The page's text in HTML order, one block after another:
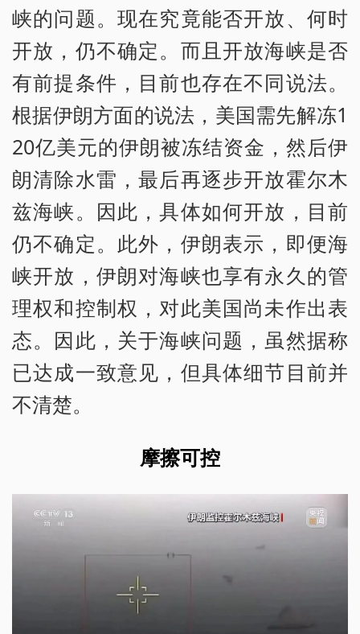
峡的问题。现在究竟能否开放、何时
开放，仍不确定。而且开放海峡是否
有前提条件，目前也存在不同说法。
根据伊朗方面的说法，美国需先解冻1
20亿美元的伊朗被冻结资金，然后伊
朗清除水雷，最后再逐步开放霍尔木
兹海峡。因此，具体如何开放，目前
仍不确定。此外，伊朗表示，即便海
峡开放，伊朗对海峡也享有永久的管
理权和控制权，对此美国尚未作出表
态。因此，关于海峡问题，虽然据称
已达成一致意见，但具体细节目前并
不清楚。
摩擦可控